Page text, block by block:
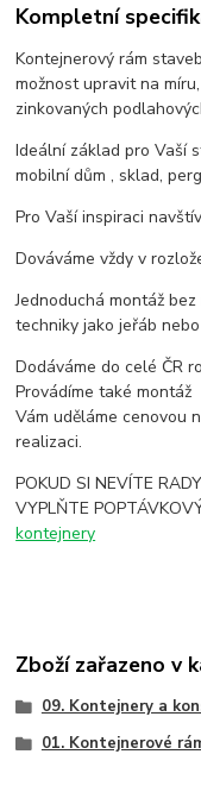
Kompletní
Kontejnerový rám
možnost upravit na
zinkovaných
Ideální základ pro Vaší
mobilní dům , sklad,
Pro Vaší inspiraci
Dováváme vždy v
Jednoduchá montáž
techniky jako jeřáb
Dodáváme do celé ČR
Provádíme také
Vám uděláme cenovou
realizaci.
POKUD SI NEVÍTE
VYPLŇTE
kontejnery
Zboží zařazeno v
09. Kontejnery a
01. Kontejnerové